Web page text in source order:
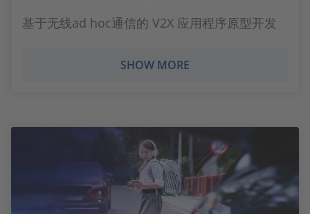
基于无线ad hoc通信的 V2X 应用程序原型开发
SHOW MORE